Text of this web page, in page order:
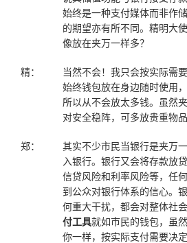
始终是一种支付媒体而非作
的期望亦有所不同。精明大
像放在夹万一样多？
精：
当然不会！我只会按实际需
始终钱包放在身边随时使用
所以从不会放太多钱。虽然
对安全稳阵，可多放贵重物品
郑：
其实不少市民当银行是夹万
入银行。银行又会将存款放
信贷风险和利率风险等，任
到公众对银行体系的信心。
何重大干扰，都会对整体社
付工具就如市民的钱包，虽
你一样，按实际支付需要决